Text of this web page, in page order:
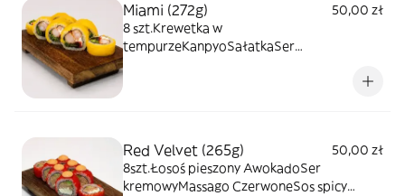
Miami (272g)
50,00 zł
8 szt.Krewetka w
tempurzeKanpyoSałatkaSer
Red Velvet (265g)
50,00 zł
8szt.Łosoś pieszony AwokadoSer
kremowyMassago CzerwoneSos spicy